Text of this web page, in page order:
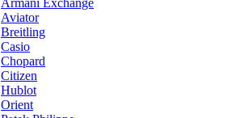
Armani Exchange
Aviator
Breitling
Casio
Chopard
Citizen
Hublot
Orient